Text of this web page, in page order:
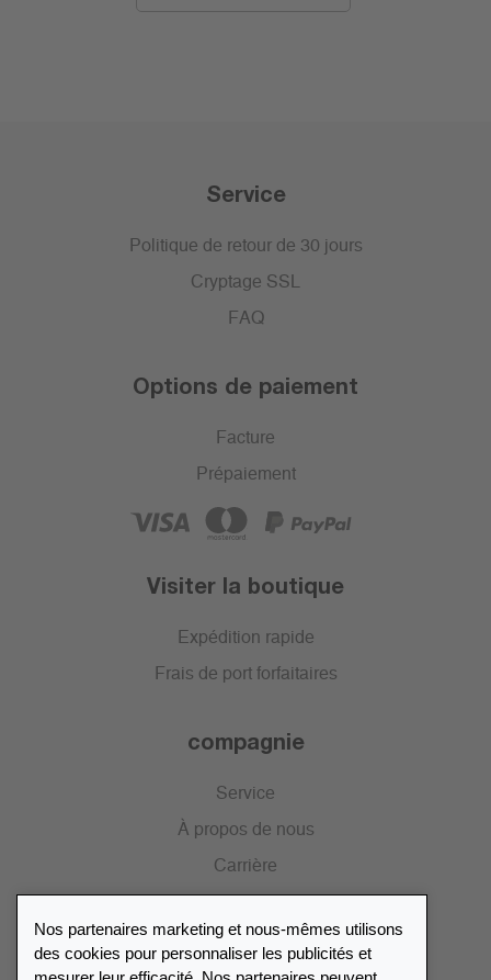
Service
Politique de retour de 30 jours
Cryptage SSL
FAQ
Options de paiement
Facture
Prépaiement
Visiter la boutique
Expédition rapide
Frais de port forfaitaires
compagnie
Service
À propos de nous
Carrière
Catalogue
Nos partenaires marketing et nous-mêmes utilisons
des cookies pour personnaliser les publicités et